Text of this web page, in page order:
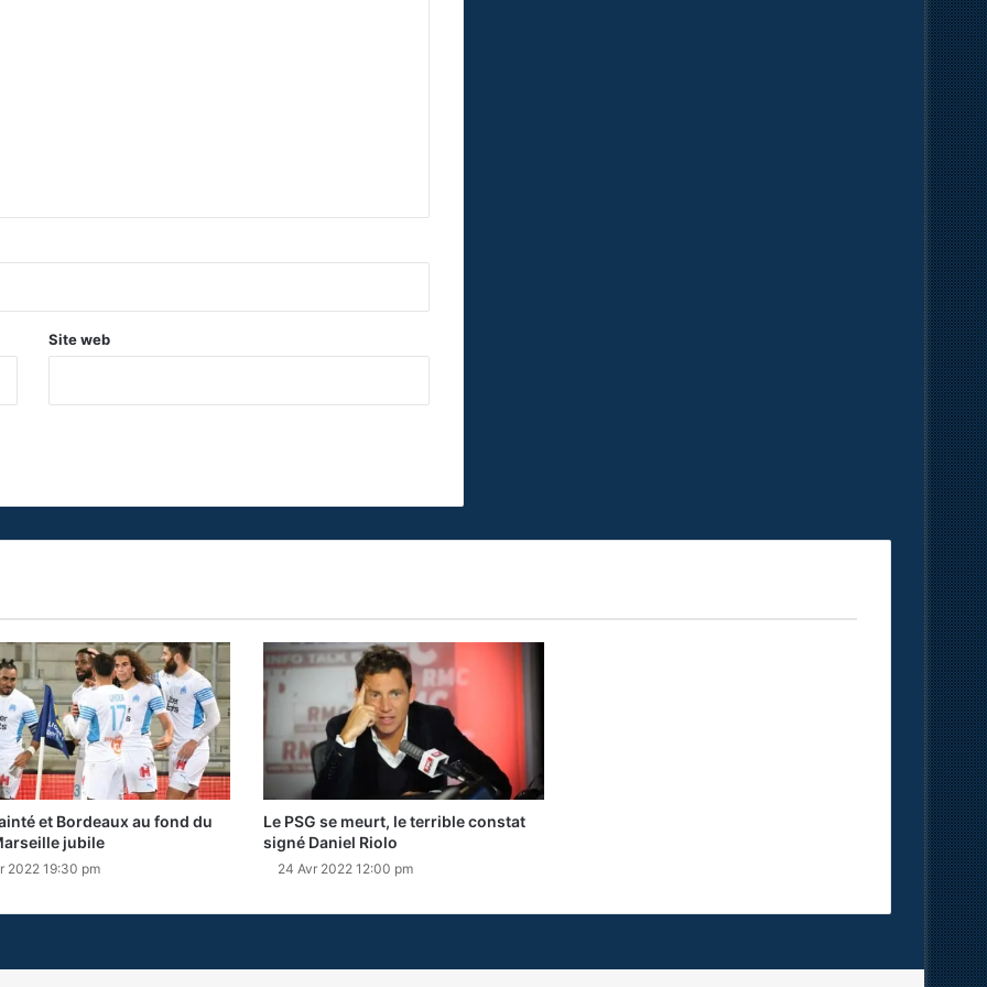
Site web
et Bordeaux au fond du
jubile
2022 19:30 pm
Le PSG se meurt, le terrible constat
signé Daniel Riolo
24 Avr 2022 12:00 pm